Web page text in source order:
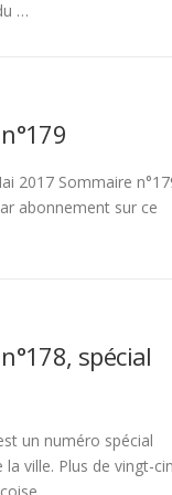
…
2017 Sommaire
abonnement sur ce
spécial
un numéro spécial
ville. Plus de vingt-